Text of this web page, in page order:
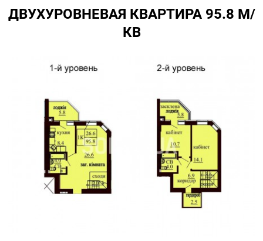
ДВУХУРОВНЕВАЯ КВАРТИРА 95.8 М/
КВ